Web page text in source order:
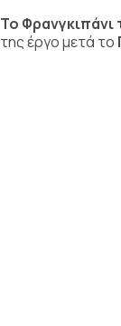
Το Φρανγκιπάνι
της έργο μετά το